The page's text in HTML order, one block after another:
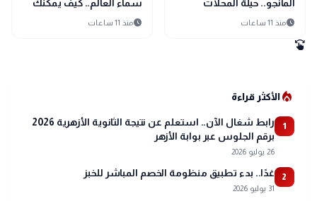
المانجو.. حيلة المحلات
لمضاعفة الكمية
scheduleمنذ 11 ساعات
سماء العالم.. كيف يمكنك
متابعته من المنزل؟
scheduleمنذ 11 ساعات
swipe
local_fire_departmentالأكثر قراءة
1
رابط شغال الآن.. استعلم عن نتيجة الثانوية الأزهرية 2026
برقم الجلوس عبر بوابة الأزهر
26 يوليو 2026
2 غدًا.. بدء تطبيق منظومة الخصم المباشر للخبز
31 يوليو 2026